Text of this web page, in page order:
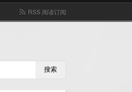
RSS 阅读订阅
搜索